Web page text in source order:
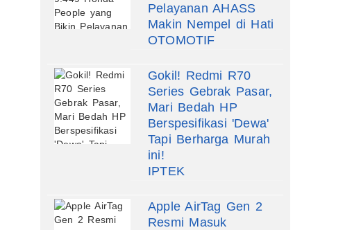
Pelayanan AHASS
Makin Nempel di Hati
OTOMOTIF
Gokil! Redmi R70
Series Gebrak Pasar,
Mari Bedah HP
Berspesifikasi 'Dewa'
Tapi Berharga Murah
ini!
IPTEK
Apple AirTag Gen 2
Resmi Masuk